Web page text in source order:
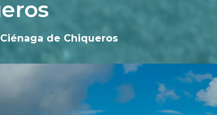
Ciénaga de Chiqueros